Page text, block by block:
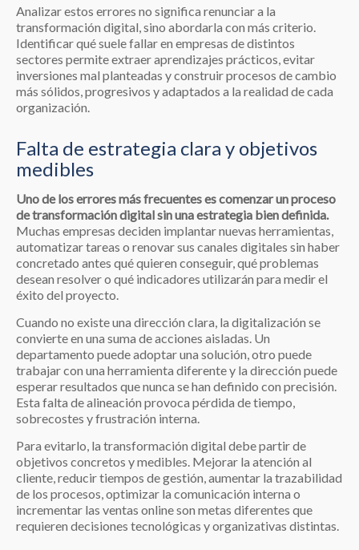
Analizar estos errores no significa renunciar a la
transformación digital, sino abordarla con más criterio.
Identificar qué suele fallar en empresas de distintos
sectores permite extraer aprendizajes prácticos, evitar
inversiones mal planteadas y construir procesos de cambio
más sólidos, progresivos y adaptados a la realidad de cada
organización.
Falta de estrategia clara y objetivos
medibles
Uno de los errores más frecuentes es comenzar un proceso
de transformación digital sin una estrategia bien definida.
Muchas empresas deciden implantar nuevas herramientas,
automatizar tareas o renovar sus canales digitales sin haber
concretado antes qué quieren conseguir, qué problemas
desean resolver o qué indicadores utilizarán para medir el
éxito del proyecto.
Cuando no existe una dirección clara, la digitalización se
convierte en una suma de acciones aisladas. Un
departamento puede adoptar una solución, otro puede
trabajar con una herramienta diferente y la dirección puede
esperar resultados que nunca se han definido con precisión.
Esta falta de alineación provoca pérdida de tiempo,
sobrecostes y frustración interna.
Para evitarlo, la transformación digital debe partir de
objetivos concretos y medibles. Mejorar la atención al
cliente, reducir tiempos de gestión, aumentar la trazabilidad
de los procesos, optimizar la comunicación interna o
incrementar las ventas online son metas diferentes que
requieren decisiones tecnológicas y organizativas distintas.